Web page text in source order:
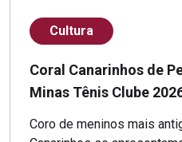
Cultura
Coral Canarinhos de
Minas Tênis Clube
Coro de meninos mais